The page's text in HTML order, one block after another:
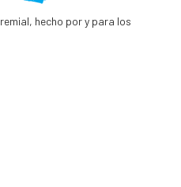
hecho por y para los